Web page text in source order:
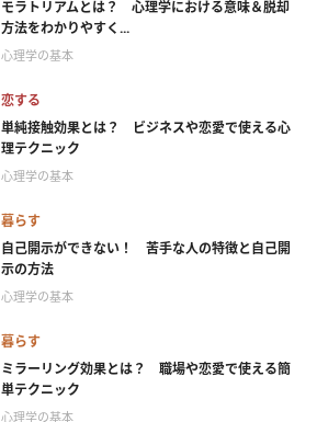
モラトリアムとは？ 心理学における意味＆脱却
方法をわかりやすく...
心理学の基本
恋する
単純接触効果とは？ ビジネスや恋愛で使える心
理テクニック
心理学の基本
暮らす
自己開示ができない！ 苦手な人の特徴と自己開
示の方法
心理学の基本
暮らす
ミラーリング効果とは？ 職場や恋愛で使える簡
単テクニック
心理学の基本